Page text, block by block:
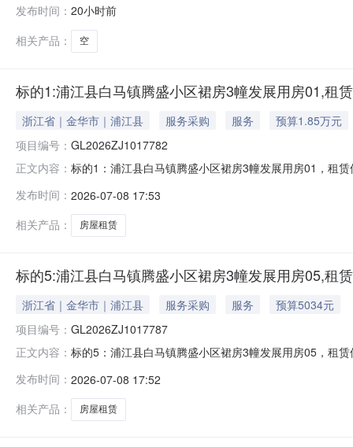
发布时间： 20小时前
相关产品：
空
标的1:浦江县白马镇腾盛小区裙房3幢发展用房01,租
浙江省｜金华市｜浦江县 服务采购 服务
预算1.85万元
项目编号： GL2026ZJ1017782
正文内容： 标的1：浦江县白马镇腾盛小区裙房3幢发展用房01，租
话：-1、转让标的基本情况项目名称标的1：浦江县白马
发布时间： 2026-07-08 17:53
相关产品：
房屋租赁
标的5:浦江县白马镇腾盛小区裙房3幢发展用房05,租
浙江省｜金华市｜浦江县 服务采购 服务
预算5034元
项目编号： GL2026ZJ1017787
正文内容： 标的5：浦江县白马镇腾盛小区裙房3幢发展用房05，租
话：-1、转让标的基本情况项目名称标的5：浦江县白马
发布时间： 2026-07-08 17:52
相关产品：
房屋租赁